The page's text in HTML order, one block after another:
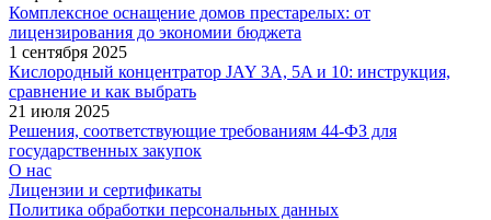
Комплексное оснащение домов престарелых: от
лицензирования до экономии бюджета
1 сентября 2025
Кислородный концентратор JAY 3A, 5A и 10: инструкция,
сравнение и как выбрать
21 июля 2025
Решения, соответствующие требованиям 44-ФЗ для
государственных закупок
О нас
Лицензии и сертификаты
Политика обработки персональных данных